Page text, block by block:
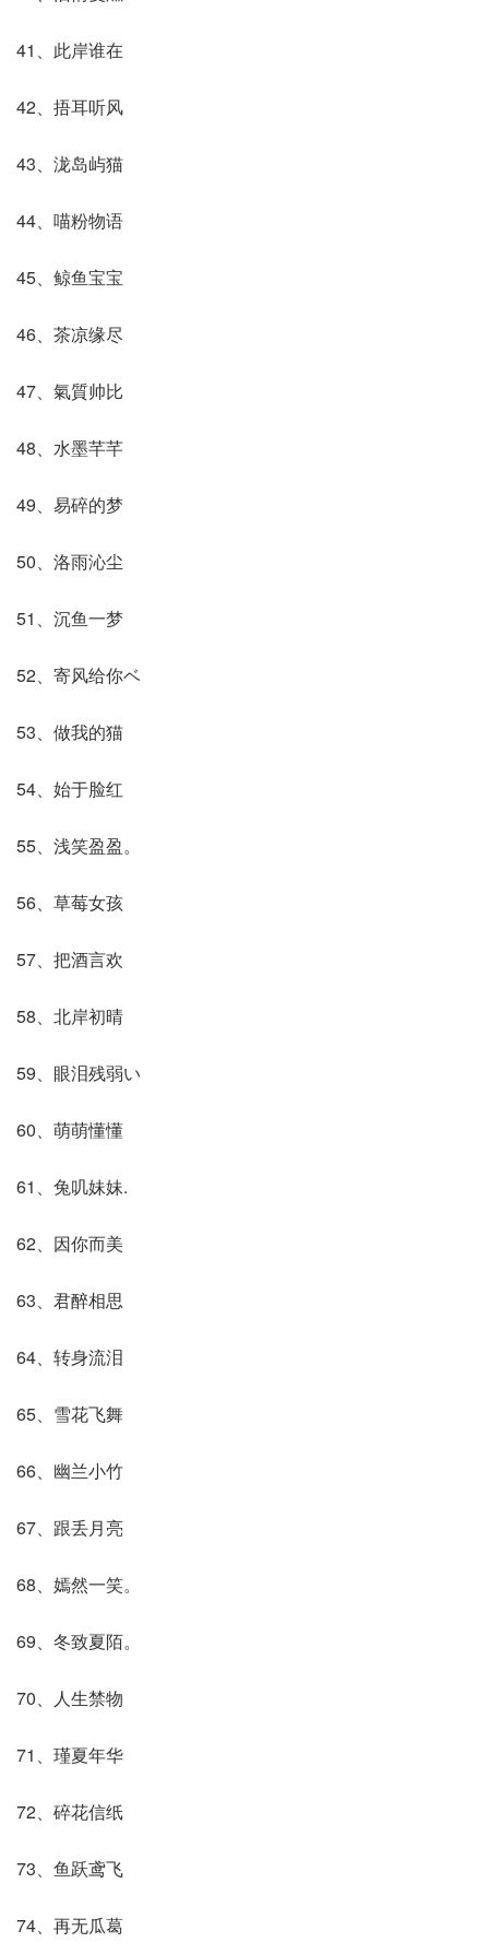
41、此岸谁在
42、捂耳听风
43、泷岛屿猫
44、喵粉物语
45、鲸鱼宝宝
46、茶凉缘尽
47、氣質帅比
48、水墨芊芊
49、易碎的梦
50、洛雨沁尘
51、沉鱼一梦
52、寄风给你ベ
53、做我的猫
54、始于脸红
55、浅笑盈盈。
56、草莓女孩
57、把酒言欢
58、北岸初晴
59、眼泪残弱い
60、萌萌懂懂
61、兔叽妹妹.
62、因你而美
63、君醉相思
64、转身流泪
65、雪花飞舞
66、幽兰小竹
67、跟丢月亮
68、嫣然一笑。
69、冬致夏陌。
70、人生禁物
71、瑾夏年华
72、碎花信纸
73、鱼跃鸢飞
74、再无瓜葛